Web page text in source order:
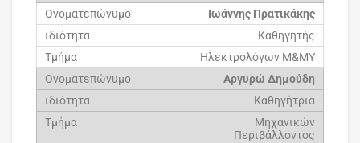
Ιωάννης Πρατικάκης
Καθηγητής
Ηλεκτρολόγων Μ&ΜΥ
Αργυρώ Δημούδη
Καθηγήτρια
Μηχανικών
Περιβάλλοντος